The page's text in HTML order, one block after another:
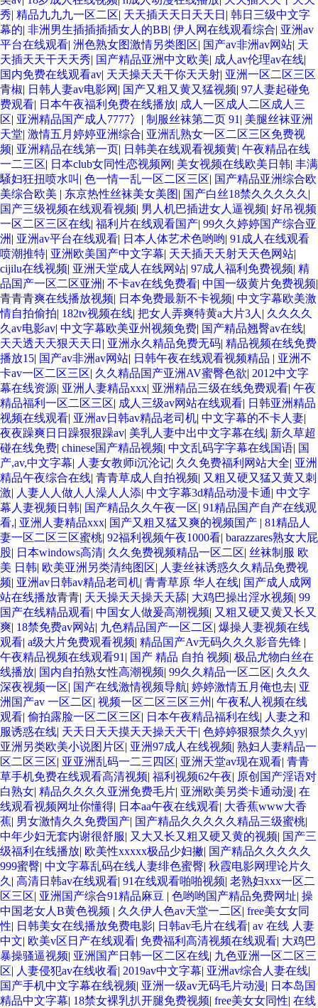
秀| 精品九九九一区二区| 天天插天天日天天日 | 韩日三级中文字
幕的| 非洲男生插插插插女人的BB| 伊人网在线观看综合| 亚洲av
平台在线观看| 洲色熟女图激情另类图区| 国产av非洲av网站| 天
天插天天干天天秀| 国产精品亚洲中文欧美| 成人av伦理av在线|
国内免费在线观看av| 天天操天天干你天天射| 亚洲一区二区三区
青椒| 日韩人妻av电影网 | 国产又粗又黄又猛视频| 97人妻起碰免
费观看| 日本午夜福利免费在线播放| 成人一区成人二区成人三
区| 亚洲精品国产成人7777冫 | 制服丝袜第二页 91 | 美腿丝袜亚洲
天堂| 激情五月婷婷亚洲综合| 亚洲乱熟女一区二区三区免费视
频| 亚洲精品在线第一页| 日韩美在线观看视频黄| 午夜精品在线
一二三区| 日本club女同性恋视频网 | 美女视频在线欧美日韩| 丰满
騒妇狂扭喷水叫 | 色一情一乱一区二区三区| 国产精品亚洲综合欧
美综合欧美 | 东京热性丝袜美女美图| 国产白丝18禁久久久久久 |
国产三级视频在线观看视频| 男人机巴插进女人逼视频| 好吊视频
一区二区三区在线| 福利片在线观看国产| 99久久婷婷国产综合亚
洲 | 亚洲av平台在线观看| 日本人体艺术色哟哟| 91成人在线观看
喷潮推特| 亚洲欧美国产中文字幕| 天天插天天射天天色网站|
cijilu在线视频| 亚洲天堂成人在线网站| 97成人福利免费视频| 精
品国产一区二区亚洲 | 不卡av在线免费看| 中国一级黄片免费视频|
青青青爽在线播放视频| 日本免费最新不卡视频| 中文字幕欧美激
情自拍偷拍| 182tv视频在线| 把女人弄爽特黄a大片3人 | 久久久久
久av电影av| 中文字幕欧美亚州视频免费| 国产精品翘臀av在线|
天天透天天狠天天日 | 亚洲永久精品免费无码| 精品视频在线免费
播放15| 国产av非洲av网站| 日韩午夜在线观看视频精品 | 亚洲不
卡av一区二区三区| 久久精品国产亚洲AV蜜臀色欲| 2012中文字
幕在线资源| 亚洲人妻精品xxx| 亚洲精品三级在线免费观看| 午夜
精品福利一区二区三区| 成人三级av网站在线观看| 日韩亚洲精品
视频在线观看| 亚洲av日韩av精品老司机| 中文字幕的不卡人妻|
夜夜躁爽日日躁狠狠躁av| 美乳人妻中出中文字幕在线| 新久草超
碰在线免费| chinese国产精品视频| 中文乱码字字幕在线国语| 国
产,av,中文字幕| 人妻女教师i沉沦记| 久久免费福利网站大全| 亚洲
精品午夜综合在线| 青青草成人自拍视频| 又粗又硬又猛又黄又刺
激| 人妻人人做人人澡人人添| 中文字幕3d精品动漫卡通| 中文字
幕人妻视频日韩| 国产精品久久午夜一区| 91精品国产自产在线观
看,| 亚洲人妻精品xxx| 国产又粗又猛又爽的视频国产 | 81精品人
妻一区二区三区蜜桃| 92福利视频午夜1000看| barazzares熟女大屁
股| 日本windows高清| 久久免费视频精品一区二区| 丝袜制服 欧
美 日韩| 欧美亚洲另类清纯图区| 人妻丝袜诱惑久久精品免费视
频| 亚洲av日韩av精品老司机| 青青草原 华人在线| 国产成人成网
站在线播放青青| 天天操天天操天天舔| 大鸡巴操出淫水视频| 99
国产在线精品观看| 中国女人做爰高潮视频| 又粗又硬又黄又长又
爽| 18禁免费av网站| 九色精品国产一区二区| 爆操人妻视频在线
观看| a级大片免费观看视频| 精品国产Av无码久久久影音先锋 |
午夜精品视频在线观看91 | 国产 精品 自拍 视频| 极品尤物白丝在
线播放| 国内自拍熟女性高潮视频| 99久久精品一区二区| 久久久
深夜视频一区| 国产在线激情视频导航| 婷婷激情五月俺也去| 亚
洲国产av 一区二区| 视频一区二区三区三州 | 午夜私人视频在线
观看| 偷拍露脸一区二区三区| 日本午夜精品福利在线| 人妻之和
服诱惑在线| 天天日天天摸天天操天天干| 色婷婷狠狠禁久久yy|
亚洲另类欧美小说图片区| 亚洲97成人在线视频| 熟妇人妻精品一
区二区三区| 亚亚洲乱码一二三四区| 亚洲天堂av现在观看| 青青
草手机免费在线观看高清视频| 福利视频62午夜| 原创国产淫语对
白熟女| 精品久久久久亚洲免费毛片| 亚洲欧美另类卡通动漫| 在
线观看视频网址你懂得| 日本aa午夜在线观看| 大香蕉www大香
蕉| 男女激情久久免费国产| 国产精品久久久久久精品三级蜜桃|
中年少妇无套内谢很舒服| 又大又长又粗又硬又黄的视频| 国产三
级福利在线播放| 欧美性xxxxx极品少妇撇| 国产精品久久久久久
999蜜臀| 中文字幕乱码在线人妻绯色蜜臀| 秋霞电影网理论片久
久 | 高清日韩av在线观看| 91在线观看啪啪视频| 老熟妇xxx一区二
区三区| 亚洲国产综合91精品麻豆 | 色哟哟国产精品免费网址| 操
中国老女人B黄色视频 | 久久伊人色av天堂一二区| free美女女同
性| 日韩美女在线播放免费电影| 日韩av毛片在线看| av 在线 人妻
中文| 欧美v区日产在线观看| 免费福利高清视频在线观看| 大鸡巴
暴操骚逼视频| 亚洲国产日韩一区二区在线| 九色亚洲一区二区三
区| 人妻侵犯av在线收看| 2019av中文字幕| 亚洲av综合人妻在线|
国产手机中文字幕在线视频| 亚洲一级av无码毛片动漫| 日本岛国
精品中文字幕| 18禁女裸乳扒开腿免费视频| free美女女同性| 在线